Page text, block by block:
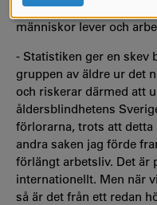
huvuddelen av
människor lever och
- Statistiken ger en skev
gruppen av äldre ur det
och riskerar därmed att
åldersblindhetens
förlorarna, trots att detta
andra saken jag förde
förlängt arbetsliv. Det är
internationellt. Men när
så är det från ett redan
COOKIES